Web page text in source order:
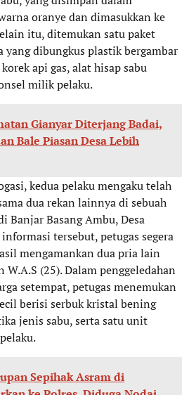
oranye dan dimasukkan ke
itu, ditemukan satu paket
dibungkus plastik bergambar
api gas, alat hisap sabu
milik pelaku.
Gianyar Diterjang Badai,
Bale Piasan Desa Lebih
kedua pelaku mengaku telah
dua rekan lainnya di sebuah
Banjar Basang Ambu, Desa
tersebut, petugas segera
mengamankan dua pria lain
(25). Dalam penggeledahan
setempat, petugas menemukan
berisi serbuk kristal bening
jenis sabu, serta satu unit
Sepihak Asram di